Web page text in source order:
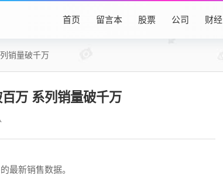
首页 留言本 股票 公司 财经
销量破千万
万 系列销量破千万
最新销售数据。